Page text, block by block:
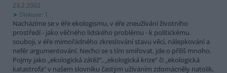
23.2.2002
Diskuse: 1
Nacházíme se v éře ekologismu, v éře zneužívání životního
prostředí - jako věčného lidského problému - k politickému
souboji, v éře mimořádného zkreslování stavu věcí, nálepkování a
nefér argumentování. Nechci se s tím smiřovat, jde o příliš mnoho.
Pojmy jako „ekologická zátěž“, „ekologická krize“ či „ekologická
katastrofa“ v našem slovníku častým užíváním zdomácněly natolik,